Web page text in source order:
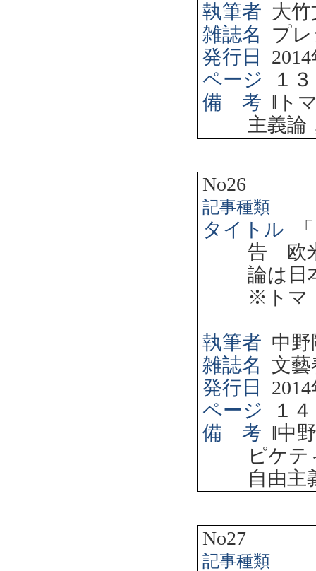
執筆者 大
雑誌名
プ
発行日
2014
ページ
１
備 考 ‖ ト
主義論
No26
記事種類
タイトル
告 欧
論は
※トマ
執筆者 中野
雑誌名 文藝
発行日
2014
ページ
１
備 考 ‖中
ピケテ
自由主
No27
記事種類